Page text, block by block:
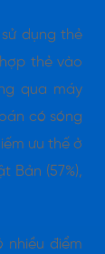
dụng thẻ
thẻ vào
qua máy
có sóng
ưu thế ở
Bản (57%),
nhiều điểm